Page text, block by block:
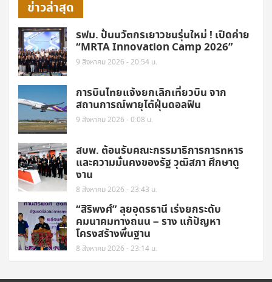
ข่าวล่าสุด
รฟม. ปั้นนวัตกรเยาวชนรุ่นใหม่ ! เปิดค่าย
“MRTA Innovation Camp 2026”
9 สิงหาคม 2026 - 20:54 น.
การบินไทยแจ้งยกเลิกเที่ยวบิน จาก
สถานการณ์พายุไต้ฝุ่นดอลฟิน
9 สิงหาคม 2026 - 0:08 น.
สบพ. ต้อนรับคณะกรรมาธิการการทหาร
และความมั่นคงของรัฐ วุฒิสภา ศึกษาดู
งาน
8 สิงหาคม 2026 - 23:43 น.
“สิริพงศ์” ลุยอุดรธานี เร่งยกระดับ
คมนาคมทางถนน – ราง แก้ปัญหา
โครงสร้างพื้นฐาน
8 สิงหาคม 2026 - 23:14 น.